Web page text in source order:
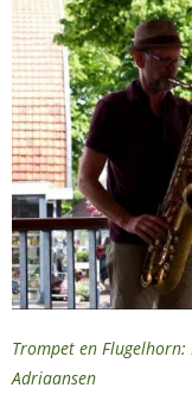
Trompet en
Adriaansen